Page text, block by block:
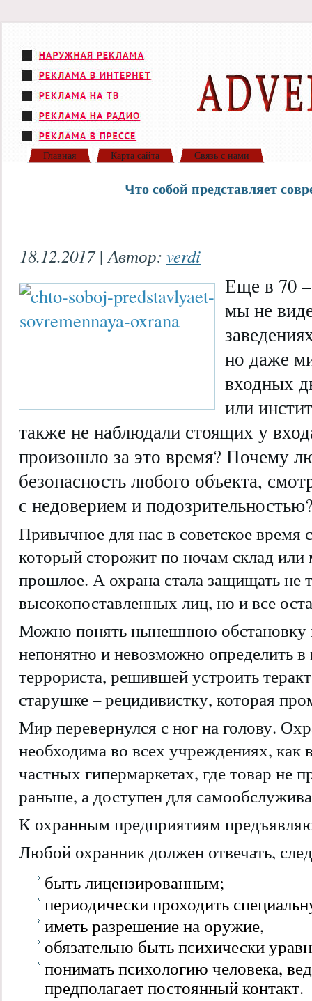
Главная Карта сайта Связь с нами
Что собой представляет
18.12.2017 | Автор: verdi
Еще в 70
мы не
но даже
входных
или
также не наблюдали стоящих у
произошло за это время? Почему
безопасность любого объекта,
с недоверием и
Привычное для нас в советское время
который сторожит по ночам склад
прошлое. А охрана стала защищать не
высокопоставленных лиц, но и все
Можно понять нынешнюю обстановку
непонятно и невозможно определить
террориста, решившей устроить
старушке – рецидивистку, которая
Мир перевернулся с ног на голову.
необходима во всех учреждениях, как
частных гипермаркетах, где товар не
раньше, а доступен для
К охранным предприятиям
Любой охранник должен отвечать,
быть лицензированным;
периодически проходить
иметь разрешение на оружие,
обязательно быть психически
понимать психологию человека,
предполагает постоянный контакт.